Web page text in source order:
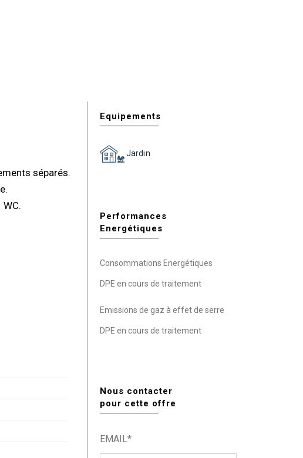
séparés.
Equipements
Jardin
Performances
Energétiques
Consommations Energétiques
DPE en cours de traitement
Emissions de gaz à effet de serre
DPE en cours de traitement
Nous contacter
pour cette offre
EMAIL*